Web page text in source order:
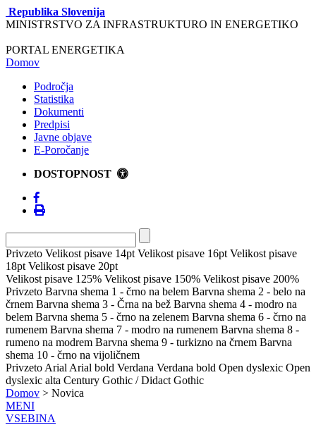
Republika Slovenija
MINISTRSTVO ZA INFRASTRUKTURO IN ENERGETIKO
PORTAL ENERGETIKA
Domov
Področja
Statistika
Dokumenti
Predpisi
Javne objave
E-Poročanje
DOSTOPNOST
Privzeto Velikost pisave 14pt Velikost pisave 16pt Velikost pisave
18pt Velikost pisave 20pt
Velikost pisave 125% Velikost pisave 150% Velikost pisave 200%
Privzeto Barvna shema 1 - črno na belem Barvna shema 2 - belo na
črnem Barvna shema 3 - Črna na bež Barvna shema 4 - modro na
belem Barvna shema 5 - črno na zelenem Barvna shema 6 - črno na
rumenem Barvna shema 7 - modro na rumenem Barvna shema 8 -
rumeno na modrem Barvna shema 9 - turkizno na črnem Barvna
shema 10 - črno na vijoličnem
Privzeto Arial Arial bold Verdana Verdana bold Open dyslexic Open
dyslexic alta Century Gothic / Didact Gothic
Domov > Novica
MENI
VSEBINA